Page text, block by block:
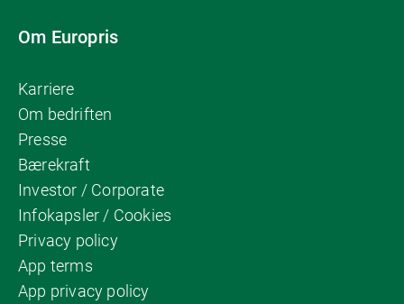
Om Europris
Karriere
Om bedriften
Presse
Bærekraft
Investor / Corporate
Infokapsler / Cookies
Privacy policy
App terms
App privacy policy